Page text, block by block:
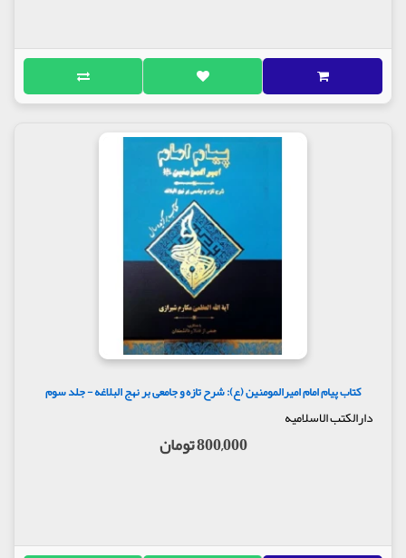
کتاب پیام امام امیرالمومنین (ع): شرح تازه و جامعی بر نهج البلاغه - جلد سوم
دارالکتب الاسلامیه
800,000 تومان